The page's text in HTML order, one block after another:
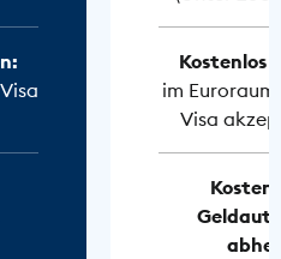
Kostenlos
im
Visa